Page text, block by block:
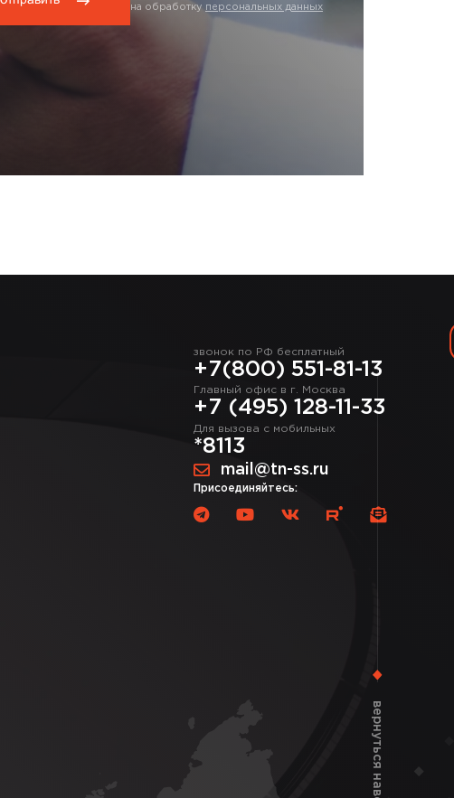
на обработку персональных данных
звонок по РФ бесплатный
+7(800) 551-81-13
Главный офис в г. Москва
+7 (495) 128-11-33
Для вызова с мобильных
*8113
mail@tn-ss.ru
Присоединяйтесь:
вернуться наверх